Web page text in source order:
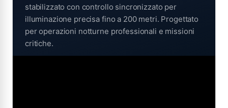
stabilizzato con controllo sincronizzato per
illuminazione precisa fino a 200 metri. Progettato
per operazioni notturne professionali e missioni
critiche.